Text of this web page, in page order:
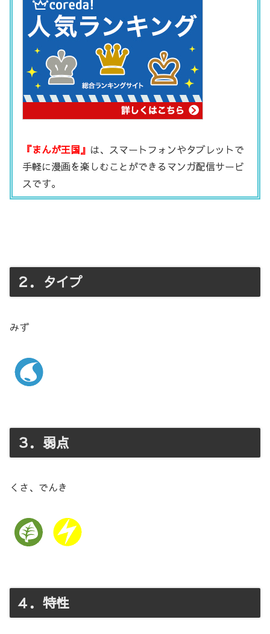
『まんが王国』 は、スマートフォンやタブレットで
手軽に漫画を楽しむことができるマンガ配信サービ
スです。
２．タイプ
みず
３．弱点
くさ、でんき
４．特性